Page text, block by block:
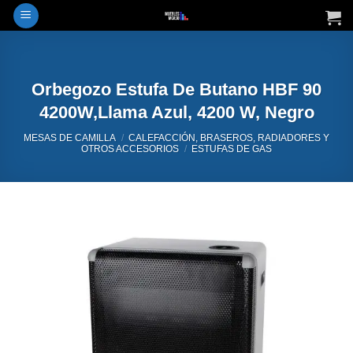
Saltar
al
Orbegozo Estufa De Butano HBF 90
4200W,Llama Azul, 4200 W, Negro
MESAS DE CAMILLA / CALEFACCIÓN, BRASEROS, RADIADORES Y
OTROS ACCESORIOS / ESTUFAS DE GAS